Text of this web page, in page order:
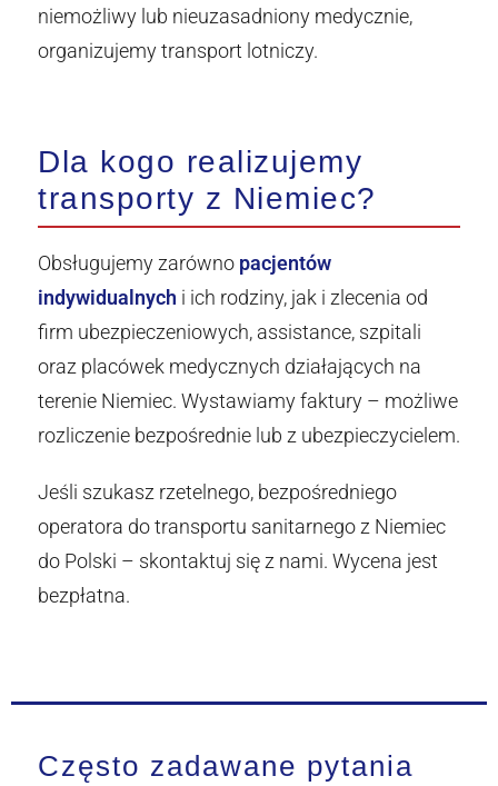
niemożliwy lub nieuzasadniony medycznie,
organizujemy transport lotniczy.
Dla kogo realizujemy
transporty z Niemiec?
Obsługujemy zarówno pacjentów
indywidualnych i ich rodziny, jak i zlecenia od
firm ubezpieczeniowych, assistance, szpitali
oraz placówek medycznych działających na
terenie Niemiec. Wystawiamy faktury – możliwe
rozliczenie bezpośrednie lub z ubezpieczycielem.
Jeśli szukasz rzetelnego, bezpośredniego
operatora do transportu sanitarnego z Niemiec
do Polski – skontaktuj się z nami. Wycena jest
bezpłatna.
Często zadawane pytania